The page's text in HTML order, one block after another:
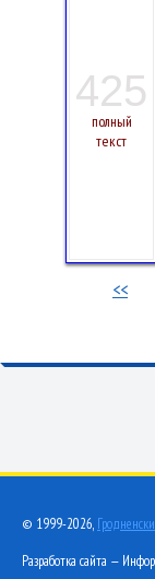
425
полный
текст
<<
© 1999-2026,
Разработка сайта —